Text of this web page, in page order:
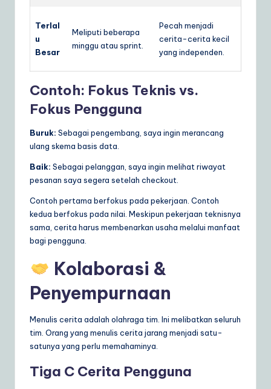
Terlal
u
Besar
Meliputi beberapa
minggu atau sprint.
Pecah menjadi
cerita-cerita kecil
yang independen.
Contoh: Fokus Teknis vs.
Fokus Pengguna
Buruk: Sebagai pengembang, saya ingin merancang
ulang skema basis data.
Baik: Sebagai pelanggan, saya ingin melihat riwayat
pesanan saya segera setelah checkout.
Contoh pertama berfokus pada pekerjaan. Contoh
kedua berfokus pada nilai. Meskipun pekerjaan teknisnya
sama, cerita harus membenarkan usaha melalui manfaat
bagi pengguna.
Kolaborasi &
Penyempurnaan
Menulis cerita adalah olahraga tim. Ini melibatkan seluruh
tim. Orang yang menulis cerita jarang menjadi satu-
satunya yang perlu memahaminya.
Tiga C Cerita Pengguna